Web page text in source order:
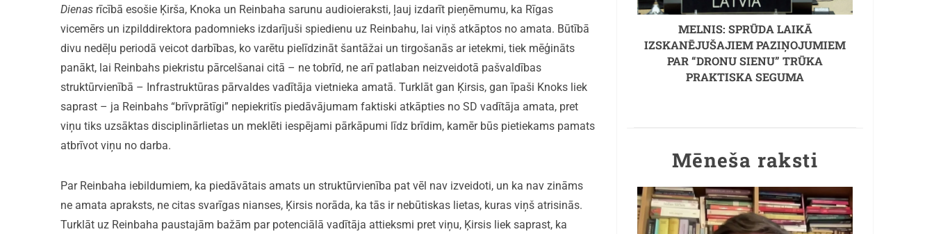
Dienas rīcībā esošie Ķirša, Knoka un Reinbaha sarunu audioieraksti, ļauj izdarīt pieņēmumu, ka Rīgas
vicemērs un izpilddirektora padomnieks izdarījuši spiedienu uz Reinbahu, lai viņš atkāptos no amata. Būtībā
divu nedēļu periodā veicot darbības, ko varētu pielīdzināt šantāžai un tirgošanās ar ietekmi, tiek mēģināts
panākt, lai Reinbahs piekristu pārcelšanai citā – ne tobrīd, ne arī patlaban neizveidotā pašvaldības
struktūrvienībā – Infrastruktūras pārvaldes vadītāja vietnieka amatā. Turklāt gan Ķirsis, gan īpaši Knoks liek
saprast – ja Reinbahs “brīvprātīgi” nepiekritīs piedāvājumam faktiski atkāpties no SD vadītāja amata, pret
viņu tiks uzsāktas disciplinārlietas un meklēti iespējami pārkāpumi līdz brīdim, kamēr būs pietiekams pamats
atbrīvot viņu no darba.
Par Reinbaha iebildumiem, ka piedāvātais amats un struktūrvienība pat vēl nav izveidoti, un ka nav zināms
ne amata apraksts, ne citas svarīgas nianses, Ķirsis norāda, ka tās ir nebūtiskas lietas, kuras viņš atrisinās.
Turklāt uz Reinbaha paustajām bažām par potenciālā vadītāja attieksmi pret viņu, Ķirsis liek saprast, ka
MELNIS: SPRŪDA LAIKĀ
IZSKANĒJUŠAJIEM PAZIŅOJUMIEM
PAR “DRONU SIENU” TRŪKA
PRAKTISKA SEGUMA
Mēneša raksti